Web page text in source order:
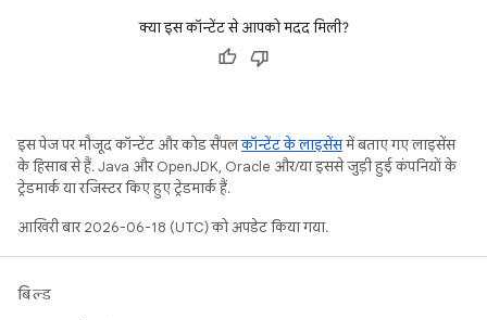
क्या इस कॉन्टेंट से आपको मदद मिली?
इस पेज पर मौजूद कॉन्टेंट और कोड सैंपलकॉन्टेंट के लाइसेंसमें बताए गए लाइसेंस
के हिसाब से हैं. Java और OpenJDK, Oracle और/या इससे जुड़ी हुई कंपनियों के
ट्रेडमार्क या रजिस्टर किए हुए ट्रेडमार्क हैं.
आखिरी बार 2026-06-18 (UTC) को अपडेट किया गया.
बिल्ड